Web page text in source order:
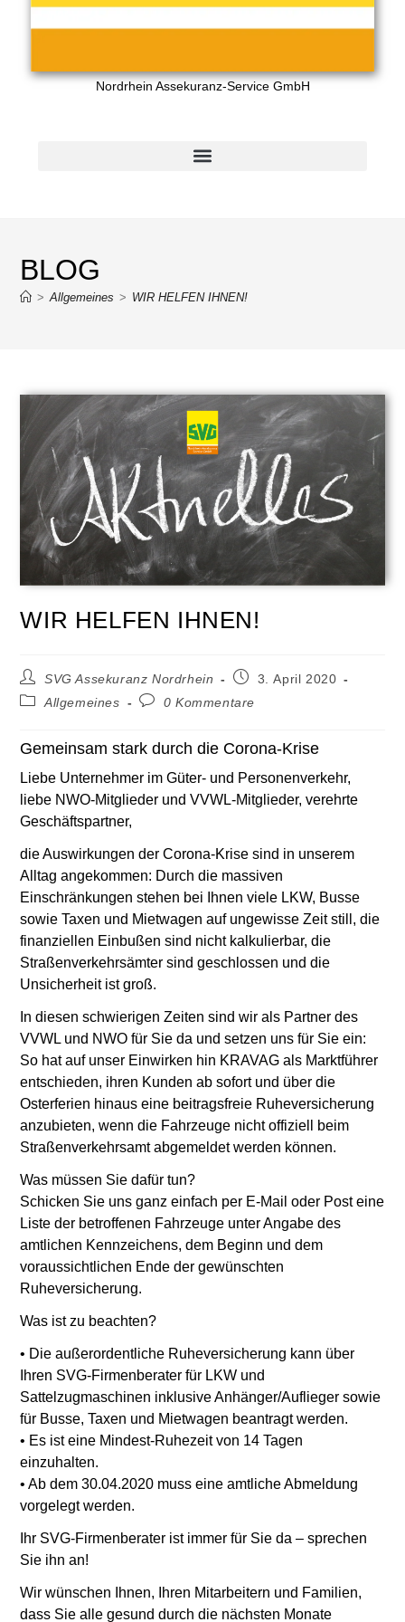
Nordrhein Assekuranz-Service GmbH
BLOG
> Allgemeines > WIR HELFEN IHNEN!
WIR HELFEN IHNEN!
SVG Assekuranz Nordrhein
3. April 2020
Allgemeines
0 Kommentare
Gemeinsam stark durch die Corona-Krise
Liebe Unternehmer im Güter- und Personenverkehr,
liebe NWO-Mitglieder und VVWL-Mitglieder, verehrte
Geschäftspartner,
die Auswirkungen der Corona-Krise sind in unserem
Alltag angekommen: Durch die massiven
Einschränkungen stehen bei Ihnen viele LKW, Busse
sowie Taxen und Mietwagen auf ungewisse Zeit still, die
finanziellen Einbußen sind nicht kalkulierbar, die
Straßenverkehrsämter sind geschlossen und die
Unsicherheit ist groß.
In diesen schwierigen Zeiten sind wir als Partner des
VVWL und NWO für Sie da und setzen uns für Sie ein:
So hat auf unser Einwirken hin KRAVAG als Marktführer
entschieden, ihren Kunden ab sofort und über die
Osterferien hinaus eine beitragsfreie Ruheversicherung
anzubieten, wenn die Fahrzeuge nicht offiziell beim
Straßenverkehrsamt abgemeldet werden können.
Was müssen Sie dafür tun?
Schicken Sie uns ganz einfach per E-Mail oder Post eine
Liste der betroffenen Fahrzeuge unter Angabe des
amtlichen Kennzeichens, dem Beginn und dem
voraussichtlichen Ende der gewünschten
Ruheversicherung.
Was ist zu beachten?
• Die außerordentliche Ruheversicherung kann über
Ihren SVG-Firmenberater für LKW und
Sattelzugmaschinen inklusive Anhänger/Auflieger sowie
für Busse, Taxen und Mietwagen beantragt werden.
• Es ist eine Mindest-Ruhezeit von 14 Tagen
einzuhalten.
• Ab dem 30.04.2020 muss eine amtliche Abmeldung
vorgelegt werden.
Ihr SVG-Firmenberater ist immer für Sie da – sprechen
Sie ihn an!
Wir wünschen Ihnen, Ihren Mitarbeitern und Familien,
dass Sie alle gesund durch die nächsten Monate